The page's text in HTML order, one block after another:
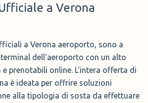
a Verona
a Verona aeroporto, sono a
dell'aeroporto con un alto
prenotabili online. L'intera offerta di
è ideata per offrire soluzioni
alla tipologia di sosta da effettuare